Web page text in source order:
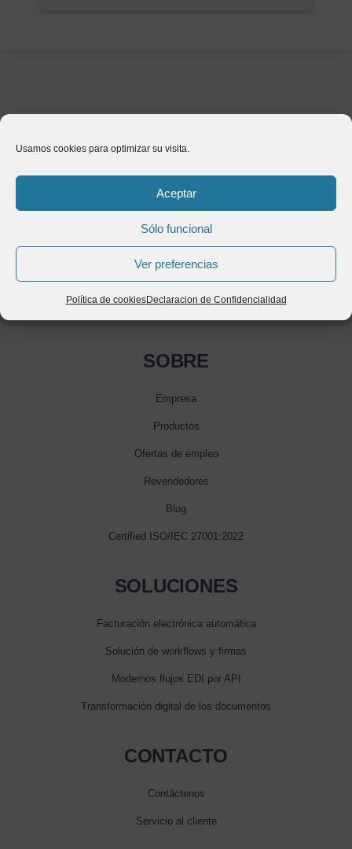
Usamos cookies para optimizar su visita.
Aceptar
Sólo funcional
Ver preferencias
Política de cookiesDeclaracion de Confidencialidad
SOBRE
Empresa
Productos
Ofertas de empleo
Revendedores
Blog
Certified ISO/IEC 27001:2022
SOLUCIONES
Facturación electrónica automática
Solución de workflows y firmas
Modernos flujos EDI por API
Transformación digital de los documentos
CONTACTO
Contáctenos
Servicio al cliente